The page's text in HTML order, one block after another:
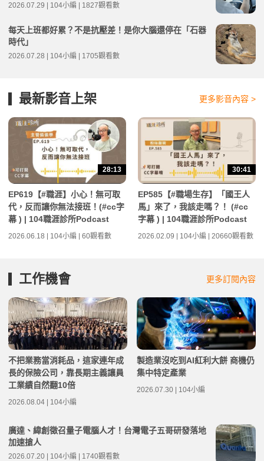
2026.07.29 | 104小編 | 1827觀看數
每天上班都好累？不是抗壓差！是你大腦還停在「石器
時代」
2026.07.28 | 104小編 | 1705觀看數
最新影音上架 更多影音內容 >
28:13
EP619【#職涯】小心！無可取
代，反而讓你無法接班！(#cc字
幕 ) | 104職涯診所Podcast
2026.06.18 | 104小編 | 60觀看數
30:41
EP585【#職場生存】「國王人
馬」來了，我該走嗎？！ (#cc
字幕 ) | 104職涯診所Podcast
2026.02.09 | 104小編 | 20660觀看數
工作機會 更多訂閱內容
不把業務當消耗品，這家連年成
長的保險公司，靠長期主義讓員
工業績自然翻10倍
2026.08.04 | 104小編
製造業沒吃到AI紅利大餅 商機仍
集中特定產業
2026.07.30 | 104小編
廣達、緯創徵召量子電腦人才！台灣電子五哥研發落地
加速搶人
2026.07.20 | 104小編 | 1740觀看數